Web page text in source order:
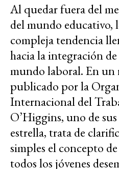
Al quedar fuera del
del mundo
compleja tendencia
hacia la integración
mundo laboral. En
publicado por la
Internacional del
O’Higgins, uno de
estrella, trata de
simples el concepto
todos los jóvenes